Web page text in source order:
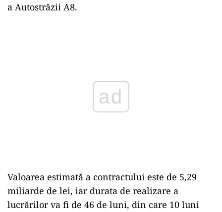
a Autostrăzii A8.
Valoarea estimată a contractului este de 5,29
miliarde de lei, iar durata de realizare a
lucrărilor va fi de 46 de luni, din care 10 luni